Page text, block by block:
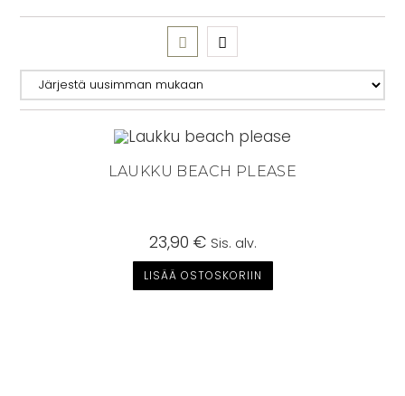
LAUKKU BEACH PLEASE
23,90 € Sis. alv.
LISÄÄ OSTOSKORIIN